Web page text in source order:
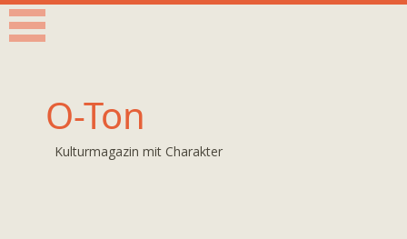
O-Ton
Kulturmagazin mit Charakter